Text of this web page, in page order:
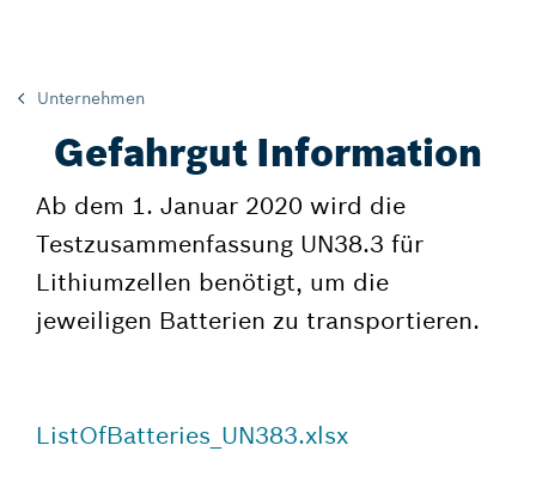
Unternehmen
Gefahrgut Information
Ab dem 1. Januar 2020 wird die
Testzusammenfassung UN38.3 für
Lithiumzellen benötigt, um die
jeweiligen Batterien zu transportieren.
ListOfBatteries_UN383.xlsx